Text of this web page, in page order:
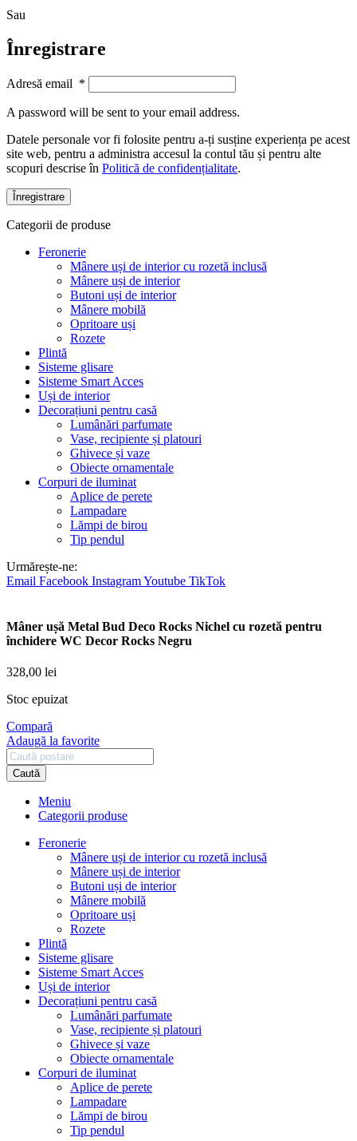
Sau
Înregistrare
Adresă email *
A password will be sent to your email address.
Datele personale vor fi folosite pentru a-ți susține experiența pe acest
site web, pentru a administra accesul la contul tău și pentru alte
scopuri descrise în Politică de confidențialitate.
Înregistrare
Categorii de produse
Feronerie
Mânere uși de interior cu rozetă inclusă
Mânere uși de interior
Butoni uși de interior
Mânere mobilă
Opritoare uși
Rozete
Plintă
Sisteme glisare
Sisteme Smart Acces
Uși de interior
Decorațiuni pentru casă
Lumânări parfumate
Vase, recipiente și platouri
Ghivece și vaze
Obiecte ornamentale
Corpuri de iluminat
Aplice de perete
Lampadare
Lămpi de birou
Tip pendul
Urmărește-ne:
Email Facebook InstagramYoutube TikTok
Mâner ușă Metal Bud Deco Rocks Nichel cu rozetă pentru
închidere WC Decor Rocks Negru
328,00 lei
Stoc epuizat
Compară
Adaugă la favorite
Caută
Meniu
Categorii produse
Feronerie
Mânere uși de interior cu rozetă inclusă
Mânere uși de interior
Butoni uși de interior
Mânere mobilă
Opritoare uși
Rozete
Plintă
Sisteme glisare
Sisteme Smart Acces
Uși de interior
Decorațiuni pentru casă
Lumânări parfumate
Vase, recipiente și platouri
Ghivece și vaze
Obiecte ornamentale
Corpuri de iluminat
Aplice de perete
Lampadare
Lămpi de birou
Tip pendul